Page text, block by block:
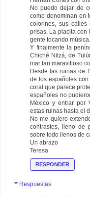
No puedo dejar de
como denominan en
colorines, sus calles
prisas. La placita con
gente tocando
Y finalmente la
Chiché Nitzá, de
mar tan maravilloso
Desde las ruinas de
de los españoles
coral que parece
españoles no
México y entrar por
estas ruinas hasta el
No me quiero
contrastes, lleno de
sobre todo llenos de
Un abrazo
Teresa
RESPONDER
Respuestas